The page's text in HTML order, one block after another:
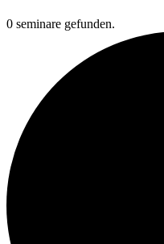
0 seminare gefunden.